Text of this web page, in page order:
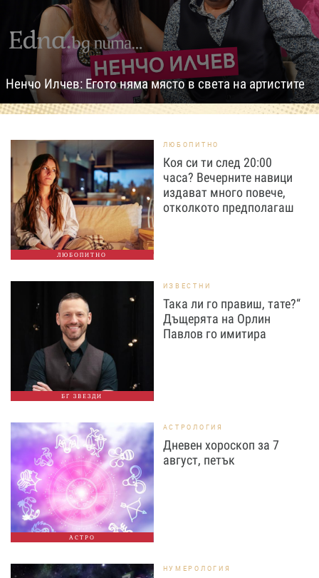
Ненчо Илчев: Егото няма място в света на артистите
ЛЮБОПИТНО
ЛЮБОПИТНО
Коя си ти след 20:00
часа? Вечерните навици
издават много повече,
отколкото предполагаш
БГ ЗВЕЗДИ
ИЗВЕСТНИ
Така ли го правиш, тате?“
Дъщерята на Орлин
Павлов го имитира
АСТРО
АСТРОЛОГИЯ
Дневен хороскоп за 7
август, петък
НУМЕРОЛОГИЯ